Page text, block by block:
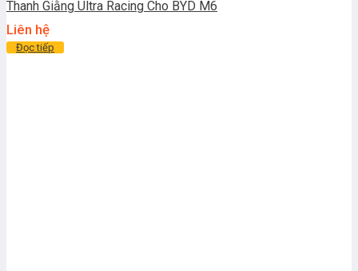
Thanh Giằng Ultra Racing Cho BYD M6
Liên hệ
Đọc tiếp